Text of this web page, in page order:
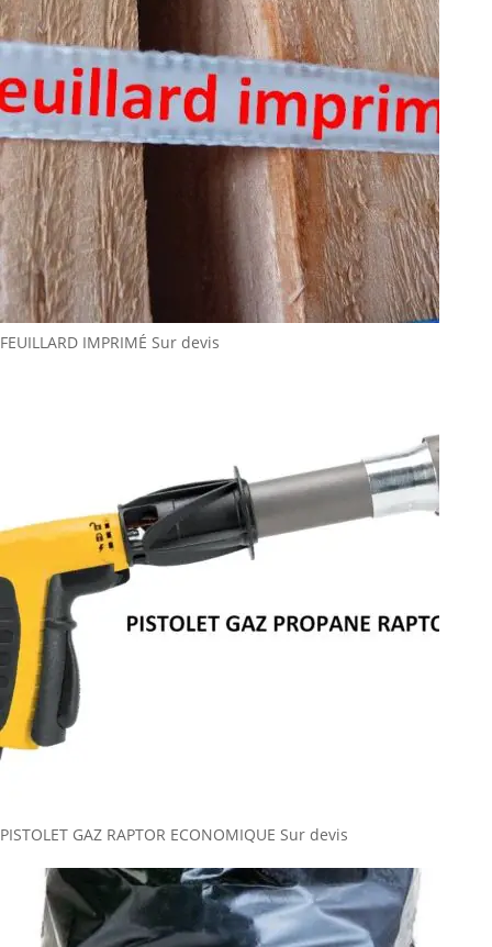
FEUILLARD IMPRIMÉ Sur devis
PISTOLET GAZ RAPTOR ECONOMIQUE Sur devis